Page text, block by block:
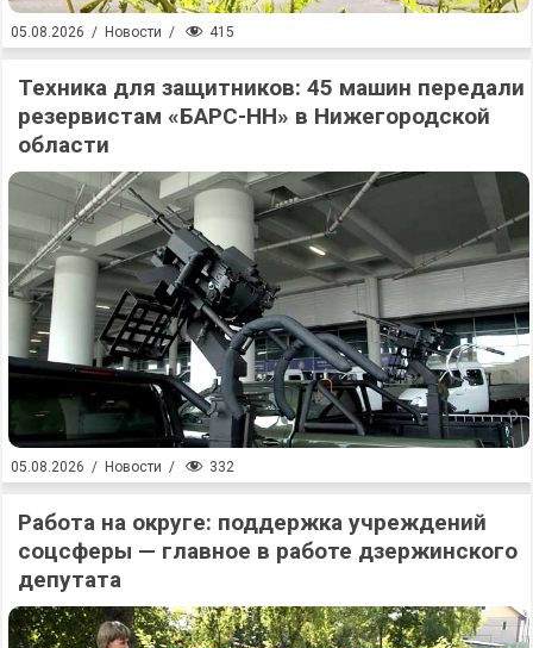
05.08.2026 / Новости / 415
Техника для защитников: 45 машин передали
резервистам «БАРС-НН» в Нижегородской
области
05.08.2026 / Новости / 332
Работа на округе: поддержка учреждений
соцсферы — главное в работе дзержинского
депутата